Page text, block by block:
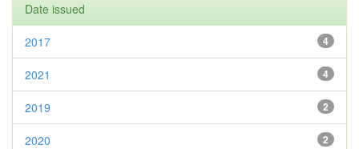
Date issued
4
2017
4
2021
2
2019
2
2020